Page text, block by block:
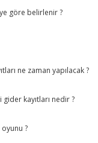
göre belirlenir ?
ne zaman yapılacak ?
kayıtları nedir ?
?